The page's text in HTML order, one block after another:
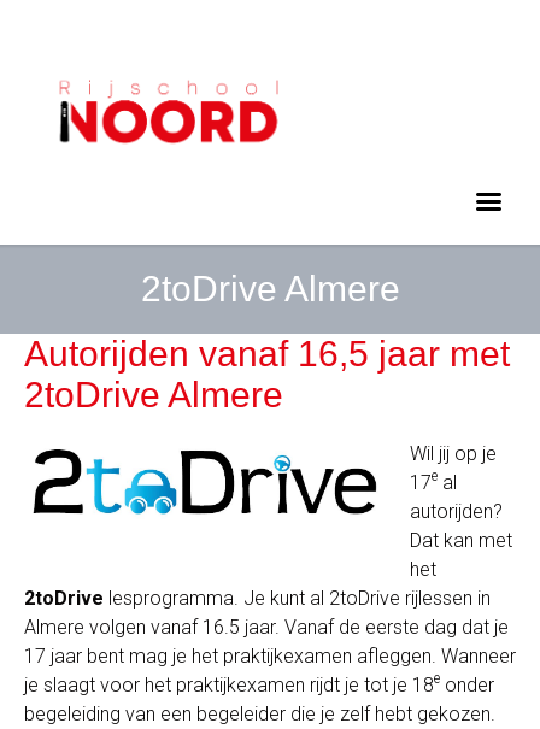
2toDrive Almere
Autorijden vanaf 16,5 jaar met
2toDrive Almere
Wil jij op je
17e al
autorijden?
Dat kan met
het
2toDrive lesprogramma. Je kunt al 2toDrive rijlessen in
Almere volgen vanaf 16.5 jaar. Vanaf de eerste dag dat je
17 jaar bent mag je het praktijkexamen afleggen. Wanneer
je slaagt voor het praktijkexamen rijdt je tot je 18e onder
begeleiding van een begeleider die je zelf hebt gekozen.